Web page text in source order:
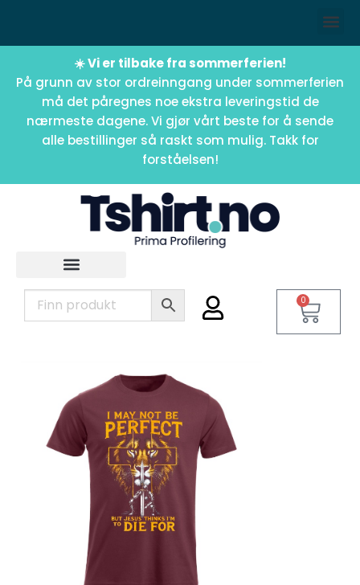
☀️ Vi er tilbake fra sommerferien!
På grunn av stor ordreinngang under sommerferien
må det påregnes noe ekstra leveringstid de
nærmeste dagene. Vi gjør vårt beste for å sende
alle bestillinger så raskt som mulig. Takk for
forståelsen!
0